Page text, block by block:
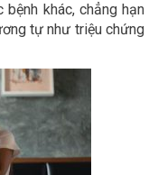
khác, chẳng hạn
tự như triệu chứng